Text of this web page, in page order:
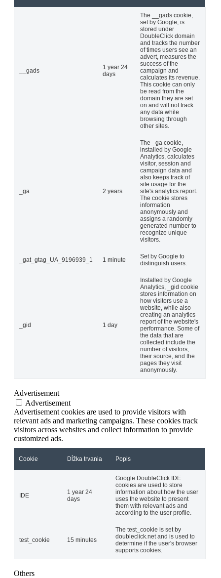
__gads
1 year 24
days
The __gads cookie,
set by Google, is
stored under
DoubleClick domain
and tracks the number
of times users see an
advert, measures the
success of the
campaign and
calculates its revenue.
This cookie can only
be read from the
domain they are set
on and will not track
any data while
browsing through
other sites.
_ga 2 years
The _ga cookie,
installed by Google
Analytics, calculates
visitor, session and
campaign data and
also keeps track of
site usage for the
site's analytics report.
The cookie stores
information
anonymously and
assigns a randomly
generated number to
recognize unique
visitors.
_gat_gtag_UA_9196939_1 1 minute
Set by Google to
distinguish users.
_gid 1 day
Installed by Google
Analytics, _gid cookie
stores information on
how visitors use a
website, while also
creating an analytics
report of the website's
performance. Some of
the data that are
collected include the
number of visitors,
their source, and the
pages they visit
anonymously.
Advertisement
Advertisement
Advertisement cookies are used to provide visitors with
relevant ads and marketing campaigns. These cookies track
visitors across websites and collect information to provide
customized ads.
Cookie Dĺžka trvania Popis
IDE
1 year 24
days
Google DoubleClick IDE
cookies are used to store
information about how the user
uses the website to present
them with relevant ads and
according to the user profile.
test_cookie 15 minutes
The test_cookie is set by
doubleclick.net and is used to
determine if the user's browser
supports cookies.
Others